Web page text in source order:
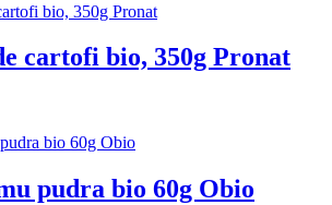
cartofi bio, 350g Pronat
pudra bio 60g Obio